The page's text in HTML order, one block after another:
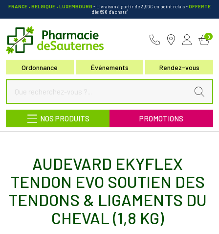
FRANCE • BELGIQUE • LUXEMBOURG - Livraison à partir de 3,99€ en point relais-OFFERTE
dès 69€ d’achats*
Ordonnance Événements Rendez-vous
0
NOS PRODUITS PROMOTIONS
AUDEVARD EKYFLEX
TENDON EVO SOUTIEN DES
TENDONS & LIGAMENTS DU
CHEVAL (1,8 KG)